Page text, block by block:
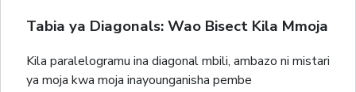
Tabia ya Diagonals: Wao Bisect Kila Mmoja
Kila paralelogramu ina diagonal mbili, ambazo ni mistari
ya moja kwa moja inayounganisha pembe